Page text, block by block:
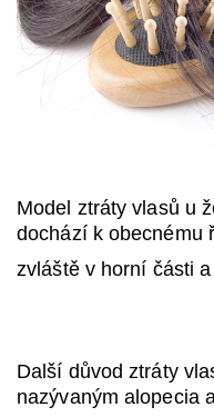
Model ztráty vlasů u
dochází k obecnému
zvláště v horní části
Další důvod ztráty
nazývaným alopecia